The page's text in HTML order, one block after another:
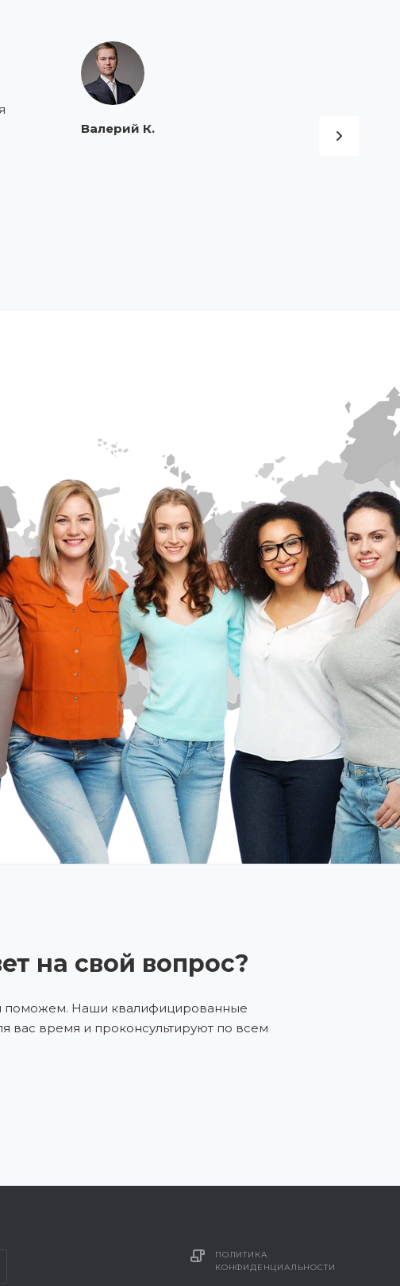
Валерий К.
на свой вопрос?
поможем. Наши квалифицированные
вас время и проконсультируют по всем
ПОЛИТИКА
КОНФИДЕНЦИАЛЬНОСТИ